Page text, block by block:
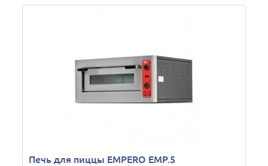
Печь для пиццы EMPERO EMP.5